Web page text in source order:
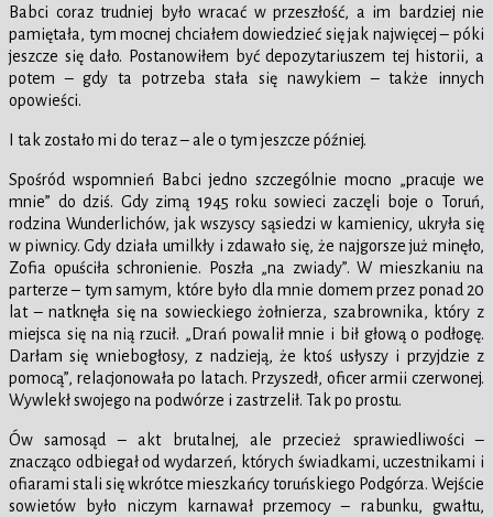
Babci coraz trudniej było wracać w przeszłość, a im bardziej nie
pamiętała, tym mocnej chciałem dowiedzieć się jak najwięcej – póki
jeszcze się dało. Postanowiłem być depozytariuszem tej historii, a
potem – gdy ta potrzeba stała się nawykiem – także innych
opowieści.
I tak zostało mi do teraz – ale o tym jeszcze później.
Spośród wspomnień Babci jedno szczególnie mocno „pracuje we
mnie” do dziś. Gdy zimą 1945 roku sowieci zaczęli boje o Toruń,
rodzina Wunderlichów, jak wszyscy sąsiedzi w kamienicy, ukryła się
w piwnicy. Gdy działa umilkły i zdawało się, że najgorsze już minęło,
Zofia opuściła schronienie. Poszła „na zwiady”. W mieszkaniu na
parterze – tym samym, które było dla mnie domem przez ponad 20
lat – natknęła się na sowieckiego żołnierza, szabrownika, który z
miejsca się na nią rzucił. „Drań powalił mnie i bił głową o podłogę.
Darłam się wniebogłosy, z nadzieją, że ktoś usłyszy i przyjdzie z
pomocą”, relacjonowała po latach. Przyszedł, oficer armii czerwonej.
Wywlekł swojego na podwórze i zastrzelił. Tak po prostu.
Ów samosąd – akt brutalnej, ale przecież sprawiedliwości –
znacząco odbiegał od wydarzeń, których świadkami, uczestnikami i
ofiarami stali się wkrótce mieszkańcy toruńskiego Podgórza. Wejście
sowietów było niczym karnawał przemocy – rabunku, gwałtu,